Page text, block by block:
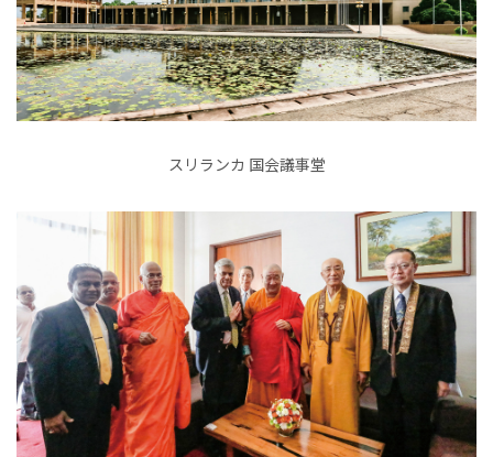
スリランカ 国会議事堂